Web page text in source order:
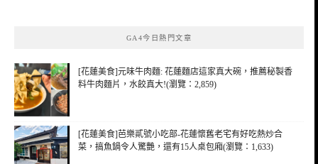
GA4今日熱門文章
[花蓮美食]元味牛肉麵: 花蓮麵店這家真大碗，推薦秘製香
料牛肉麵片，水餃真大!(瀏覽：2,859)
[花蓮美食]芭樂貳號小吃部-花蓮懷舊老宅有好吃熱炒合
菜，搞魚鍋令人驚艷，還有15人桌包廂(瀏覽：1,633)